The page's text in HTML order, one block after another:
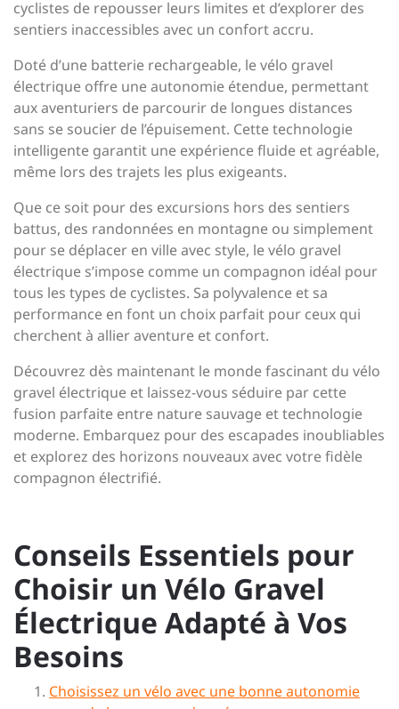
cyclistes de repousser leurs limites et d’explorer des
sentiers inaccessibles avec un confort accru.
Doté d’une batterie rechargeable, le vélo gravel
électrique offre une autonomie étendue, permettant
aux aventuriers de parcourir de longues distances
sans se soucier de l’épuisement. Cette technologie
intelligente garantit une expérience fluide et agréable,
même lors des trajets les plus exigeants.
Que ce soit pour des excursions hors des sentiers
battus, des randonnées en montagne ou simplement
pour se déplacer en ville avec style, le vélo gravel
électrique s’impose comme un compagnon idéal pour
tous les types de cyclistes. Sa polyvalence et sa
performance en font un choix parfait pour ceux qui
cherchent à allier aventure et confort.
Découvrez dès maintenant le monde fascinant du vélo
gravel électrique et laissez-vous séduire par cette
fusion parfaite entre nature sauvage et technologie
moderne. Embarquez pour des escapades inoubliables
et explorez des horizons nouveaux avec votre fidèle
compagnon électrifié.
Conseils Essentiels pour
Choisir un Vélo Gravel
Électrique Adapté à Vos
Besoins
Choisissez un vélo avec une bonne autonomie